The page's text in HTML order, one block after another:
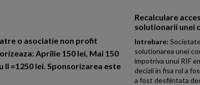
o asociatie non profit
Aprilie 150 lei, Mai 150
=1250 lei. Sponsorizarea este
Recalculare
solutionarii unei
Intrebare:
solutionarea unei
impotriva unui RIF
decizii in fisa rol a
a fost desfiintata